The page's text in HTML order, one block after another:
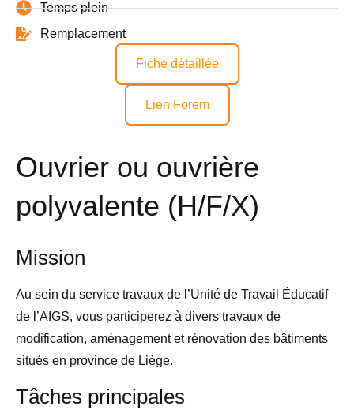
Temps plein
Remplacement
Fiche détaillée
Lien Forem
Ouvrier ou ouvrière
polyvalente (H/F/X)
Mission
Au sein du service travaux de l’Unité de Travail Éducatif
de l’AIGS, vous participerez à divers travaux de
modification, aménagement et rénovation des bâtiments
situés en province de Liège.
Tâches principales